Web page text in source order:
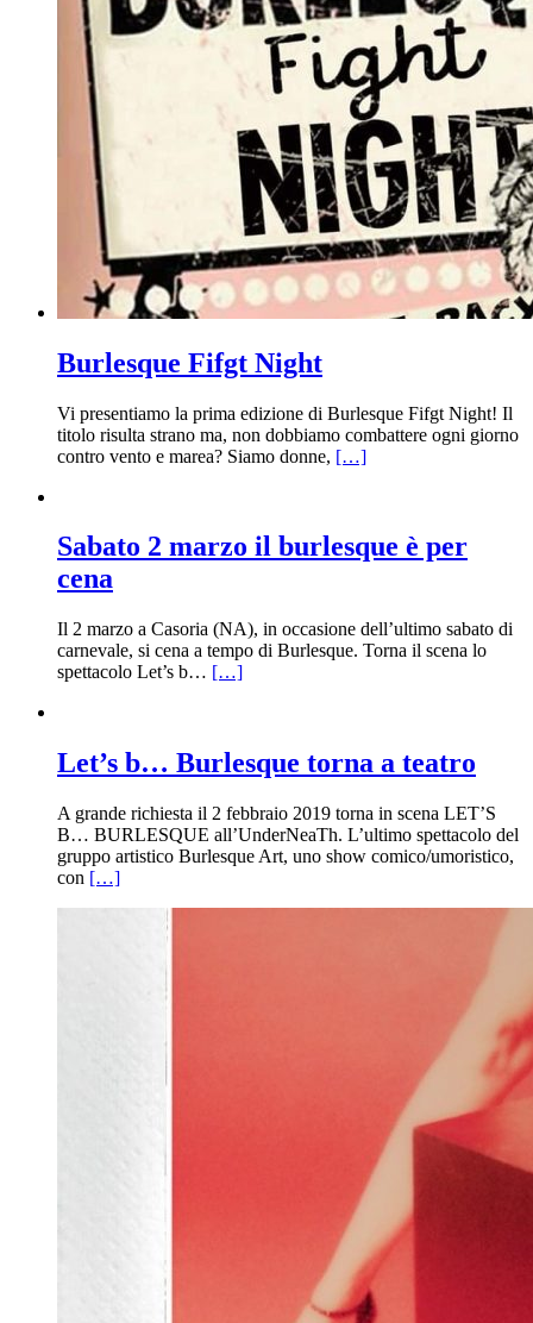
Burlesque Fifgt Night
Vi presentiamo la prima edizione di Burlesque Fifgt Night! Il
titolo risulta strano ma, non dobbiamo combattere ogni giorno
contro vento e marea? Siamo donne, […]
Sabato 2 marzo il burlesque è per
cena
Il 2 marzo a Casoria (NA), in occasione dell’ultimo sabato di
carnevale, si cena a tempo di Burlesque. Torna il scena lo
spettacolo Let’s b… […]
Let’s b… Burlesque torna a teatro
A grande richiesta il 2 febbraio 2019 torna in scena LET’S
B… BURLESQUE all’UnderNeaTh. L’ultimo spettacolo del
gruppo artistico Burlesque Art, uno show comico/umoristico,
con […]